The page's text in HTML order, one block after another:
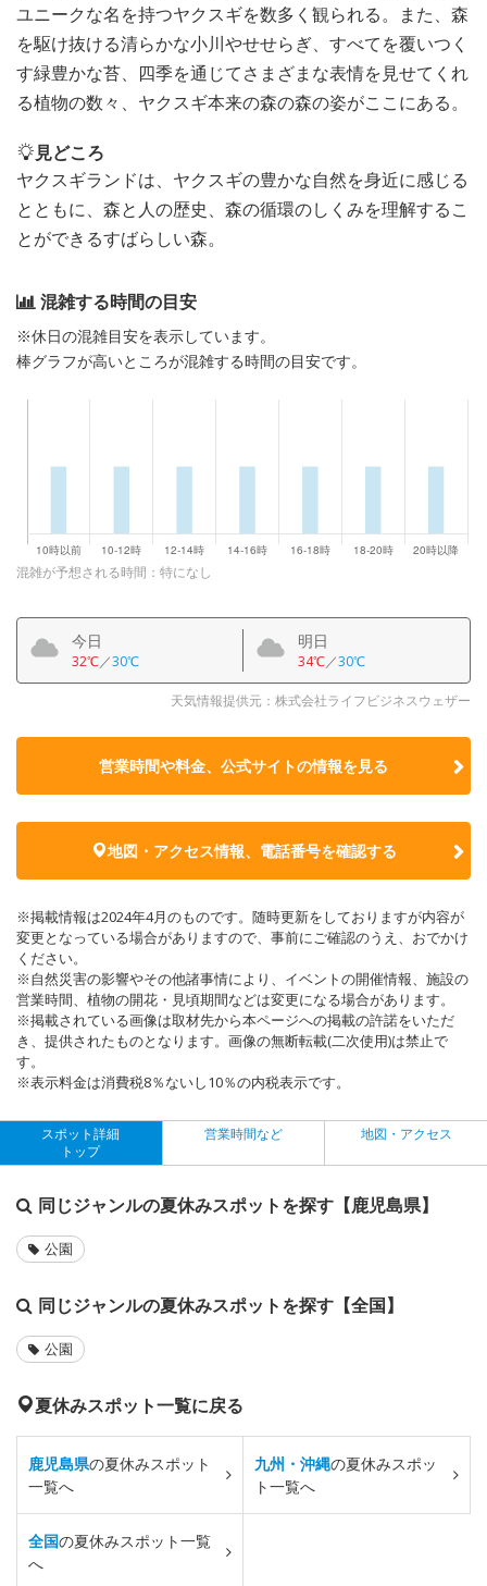
ユニークな名を持つヤクスギを数多く観られる。また、森
を駆け抜ける清らかな小川やせせらぎ、すべてを覆いつく
す緑豊かな苔、四季を通じてさまざまな表情を見せてくれ
る植物の数々、ヤクスギ本来の森の森の姿がここにある。
見どころ
ヤクスギランドは、ヤクスギの豊かな自然を身近に感じる
とともに、森と人の歴史、森の循環のしくみを理解するこ
とができるすばらしい森。
混雑する時間の目安
※休日の混雑目安を表示しています。
棒グラフが高いところが混雑する時間の目安です。
混雑が予想される時間：特になし
今日
32℃／30℃
明日
34℃／30℃
天気情報提供元：株式会社ライフビジネスウェザー
営業時間や料金、公式サイトの情報を見る
地図・アクセス情報、電話番号を確認する
※掲載情報は2024年4月のものです。随時更新をしておりますが内容が
変更となっている場合がありますので、事前にご確認のうえ、おでかけ
ください。
※自然災害の影響やその他諸事情により、イベントの開催情報、施設の
営業時間、植物の開花・見頃期間などは変更になる場合があります。
※掲載されている画像は取材先から本ページへの掲載の許諾をいただ
き、提供されたものとなります。画像の無断転載(二次使用)は禁止で
す。
※表示料金は消費税8％ないし10％の内税表示です。
スポット詳細
トップ
営業時間など 地図・アクセス
同じジャンルの夏休みスポットを探す【鹿児島県】
公園
同じジャンルの夏休みスポットを探す【全国】
公園
夏休みスポット一覧に戻る
鹿児島県の夏休みスポット
一覧へ
九州・沖縄の夏休みスポッ
ト一覧へ
全国の夏休みスポット一覧
へ